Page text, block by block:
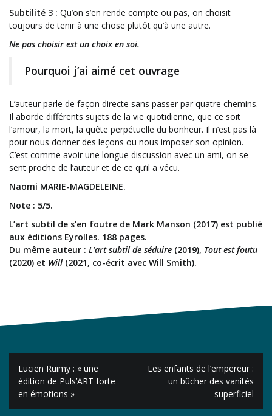
Subtilité 3 : Qu’on s’en rende compte ou pas, on choisit
toujours de tenir à une chose plutôt qu’à une autre.
Ne pas choisir est un choix en soi.
Pourquoi j’ai aimé cet ouvrage
L’auteur parle de façon directe sans passer par quatre chemins.
Il aborde différents sujets de la vie quotidienne, que ce soit
l’amour, la mort, la quête perpétuelle du bonheur. Il n’est pas là
pour nous donner des leçons ou nous imposer son opinion.
C’est comme avoir une longue discussion avec un ami, on se
sent proche de l’auteur et de ce qu’il a vécu.
Naomi MARIE-MAGDELEINE.
Note : 5/5.
L’art subtil de s’en foutre de Mark Manson (2017) est publié
aux éditions Eyrolles. 188 pages.
Du même auteur : L’art subtil de séduire (2019), Tout est foutu
(2020) et Will (2021, co-écrit avec Will Smith).
Navigation
de
l’article
Lucien Ruimy : « une
édition de Puls’ART forte
en émotions »
Les enfants de l’empereur :
un bûcher des vanités
superficiel